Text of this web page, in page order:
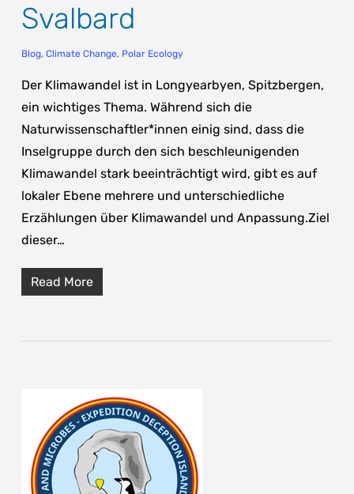
Svalbard
Blog, Climate Change, Polar Ecology
Der Klimawandel ist in Longyearbyen, Spitzbergen,
ein wichtiges Thema. Während sich die
Naturwissenschaftler*innen einig sind, dass die
Inselgruppe durch den sich beschleunigenden
Klimawandel stark beeinträchtigt wird, gibt es auf
lokaler Ebene mehrere und unterschiedliche
Erzählungen über Klimawandel und Anpassung.Ziel
dieser…
Read More